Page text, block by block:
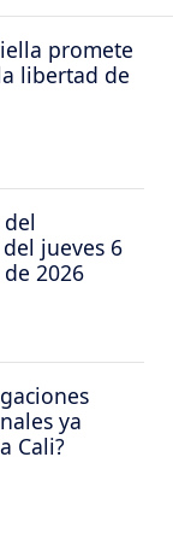
promete
libertad de
jueves 6
2026
ya
Cali?